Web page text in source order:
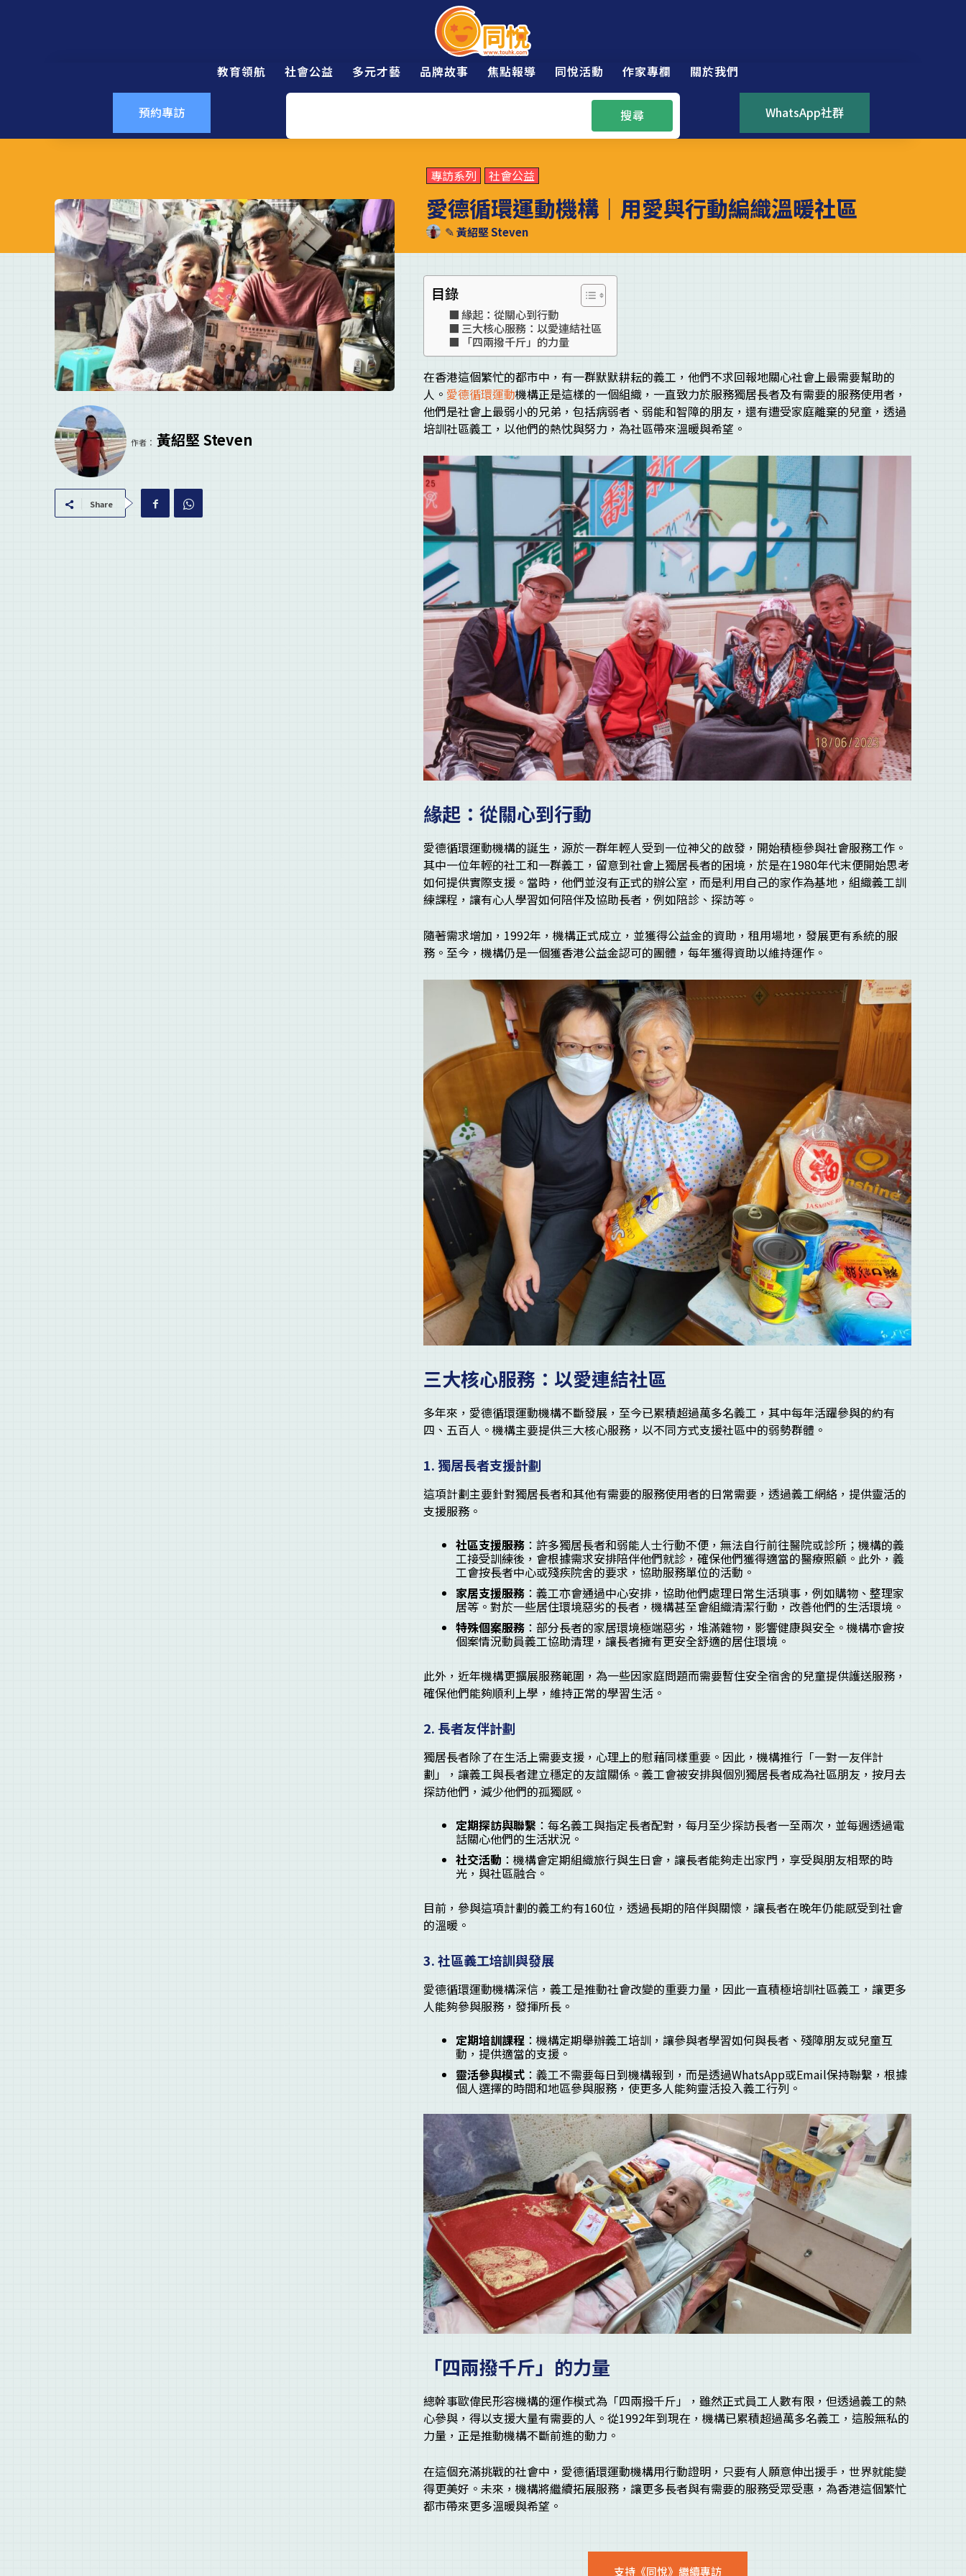
教育領航 社會公益 多元才藝 品牌故事 焦點報導 同悅活動 作家專欄 關於我們
預約專訪 搜尋 WhatsApp社群
專訪系列 社會公益
愛德循環運動機構｜用愛與行動編織溫暖社區
✎黃紹堅 Steven
作者： 黃紹堅 Steven
Share
目錄
緣起：從關心到行動
三大核心服務：以愛連結社區
「四兩撥千斤」的力量
在香港這個繁忙的都市中，有一群默默耕耘的義工，他們不求回報地關心社會上最需要幫助的
人。 愛德循環運動機構正是這樣的一個組織，一直致力於服務獨居長者及有需要的服務使用者，
他們是社會上最弱小的兄弟，包括病弱者、弱能和智障的朋友，還有遭受家庭離棄的兒童，透過
培訓社區義工，以他們的熱忱與努力，為社區帶來溫暖與希望。
緣起：從關心到行動
愛德循環運動機構的誕生，源於一群年輕人受到一位神父的啟發，開始積極參與社會服務工作。
其中一位年輕的社工和一群義工，留意到社會上獨居長者的困境，於是在1980年代末便開始思考
如何提供實際支援。當時，他們並沒有正式的辦公室，而是利用自己的家作為基地，組織義工訓
練課程，讓有心人學習如何陪伴及協助長者，例如陪診、探訪等。
隨著需求增加，1992年，機構正式成立，並獲得公益金的資助，租用場地，發展更有系統的服
務。至今，機構仍是一個獲香港公益金認可的團體，每年獲得資助以維持運作。
三大核心服務：以愛連結社區
多年來，愛德循環運動機構不斷發展，至今已累積超過萬多名義工，其中每年活躍參與的約有
四、五百人。機構主要提供三大核心服務，以不同方式支援社區中的弱勢群體。
1. 獨居長者支援計劃
這項計劃主要針對獨居長者和其他有需要的服務使用者的日常需要，透過義工網絡，提供靈活的
支援服務。
社區支援服務 ：許多獨居長者和弱能人士行動不便，無法自行前往醫院或診所；機構的義
工接受訓練後，會根據需求安排陪伴他們就診，確保他們獲得適當的醫療照顧。此外，義
工會按長者中心或殘疾院舍的要求，協助服務單位的活動。
家居支援服務 ：義工亦會通過中心安排，協助他們處理日常生活瑣事，例如購物、整理家
居等。對於一些居住環境惡劣的長者，機構甚至會組織清潔行動，改善他們的生活環境。
特殊個案服務 ：部分長者的家居環境極端惡劣，堆滿雜物，影響健康與安全。機構亦會按
個案情況動員義工協助清理，讓長者擁有更安全舒適的居住環境。
此外，近年機構更擴展服務範圍，為一些因家庭問題而需要暫住安全宿舍的兒童提供護送服務，
確保他們能夠順利上學，維持正常的學習生活。
2.長者友伴計劃
獨居長者除了在生活上需要支援，心理上的慰藉同樣重要。因此，機構推行「一對一友伴計
劃」，讓義工與長者建立穩定的友誼關係。義工會被安排與個別獨居長者成為社區朋友，按月去
探訪他們，減少他們的孤獨感。
定期探訪與聯繫 ：每名義工與指定長者配對，每月至少探訪長者一至兩次，並每週透過電
話關心他們的生活狀況。
社交活動 ：機構會定期組織旅行與生日會，讓長者能夠走出家門，享受與朋友相聚的時
光，與社區融合。
目前，參與這項計劃的義工約有160位，透過長期的陪伴與關懷，讓長者在晚年仍能感受到社會
的溫暖。
3.社區義工培訓與發展
愛德循環運動機構深信，義工是推動社會改變的重要力量，因此一直積極培訓社區義工，讓更多
人能夠參與服務，發揮所長。
定期培訓課程 ：機構定期舉辦義工培訓，讓參與者學習如何與長者、殘障朋友或兒童互
動，提供適當的支援。
靈活參與模式 ：義工不需要每日到機構報到，而是透過WhatsApp或Email保持聯繫，根據
個人選擇的時間和地區參與服務，使更多人能夠靈活投入義工行列。
「四兩撥千斤」的力量
總幹事歐偉民形容機構的運作模式為「四兩撥千斤」，雖然正式員工人數有限，但透過義工的熱
心參與，得以支援大量有需要的人。從1992年到現在，機構已累積超過萬多名義工，這股無私的
力量，正是推動機構不斷前進的動力。
在這個充滿挑戰的社會中，愛德循環運動機構用行動證明，只要有人願意伸出援手，世界就能變
得更美好。未來，機構將繼續拓展服務，讓更多長者與有需要的服務受眾受惠，為香港這個繁忙
都市帶來更多溫暖與希望。
支持《同悅》繼續專訪